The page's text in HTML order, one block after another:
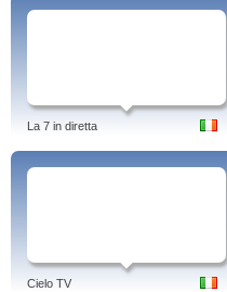
La 7 in diretta
Cielo TV